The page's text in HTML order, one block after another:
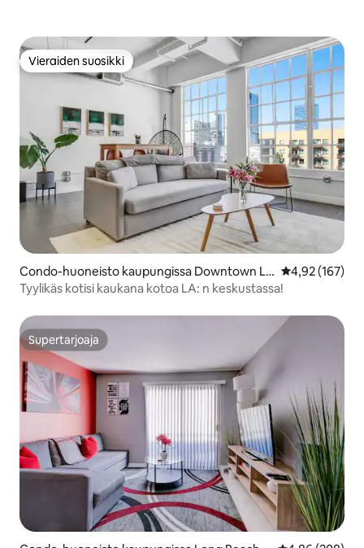
Vieraiden suosikki
Vieraiden suosikki
Condo-huoneisto kaupungissa Downtown Lo
s Angeles
4,92 (167)
Tyylikäs kotisi kaukana kotoa LA: n keskustassa!
Supertarjoaja
Supertarjoaja